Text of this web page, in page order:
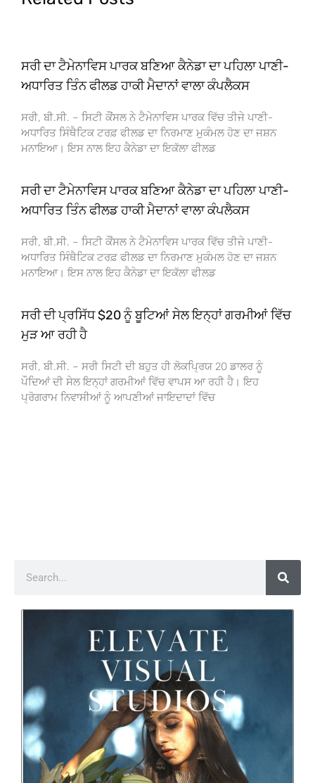
ਸਰੀ ਦਾ ਟੈਮੇਨਾਵਿਸ ਪਾਰਕ ਬਣਿਆ ਕੈਨੇਡਾ ਦਾ ਪਹਿਲਾ ਪਾਣੀ-
ਅਧਾਰਿਤ ਤਿੰਨ ਫੀਲਡ ਹਾਕੀ ਮੈਦਾਨਾਂ ਵਾਲਾ ਕੰਪਲੈਕਸ
ਸਰੀ, ਬੀ.ਸੀ. – ਸਿਟੀ ਕੌਂਸਲ ਨੇ ਟੈਮੇਨਾਵਿਸ ਪਾਰਕ ਵਿੱਚ ਤੀਜੇ ਪਾਣੀ-
ਅਧਾਰਿਤ ਸਿੰਥੈਟਿਕ ਟਰਫ਼ ਫੀਲਡ ਦਾ ਨਿਰਮਾਣ ਮੁਕੰਮਲ ਹੋਣ ਦਾ ਜਸ਼ਨ
ਮਨਾਇਆ। ਇਸ ਨਾਲ ਇਹ ਕੈਨੇਡਾ ਦਾ ਇਕੱਲਾ ਫੀਲਡ
ਸਰੀ ਦਾ ਟੈਮੇਨਾਵਿਸ ਪਾਰਕ ਬਣਿਆ ਕੈਨੇਡਾ ਦਾ ਪਹਿਲਾ ਪਾਣੀ-
ਅਧਾਰਿਤ ਤਿੰਨ ਫੀਲਡ ਹਾਕੀ ਮੈਦਾਨਾਂ ਵਾਲਾ ਕੰਪਲੈਕਸ
ਸਰੀ, ਬੀ.ਸੀ. – ਸਿਟੀ ਕੌਂਸਲ ਨੇ ਟੈਮੇਨਾਵਿਸ ਪਾਰਕ ਵਿੱਚ ਤੀਜੇ ਪਾਣੀ-
ਅਧਾਰਿਤ ਸਿੰਥੈਟਿਕ ਟਰਫ਼ ਫੀਲਡ ਦਾ ਨਿਰਮਾਣ ਮੁਕੰਮਲ ਹੋਣ ਦਾ ਜਸ਼ਨ
ਮਨਾਇਆ। ਇਸ ਨਾਲ ਇਹ ਕੈਨੇਡਾ ਦਾ ਇਕੱਲਾ ਫੀਲਡ
ਸਰੀ ਦੀ ਪ੍ਰਸਿੱਧ $20 ਨੂੰ ਬੂਟਿਆਂ ਸੇਲ ਇਨ੍ਹਾਂ ਗਰਮੀਆਂ ਵਿੱਚ
ਮੁੜ ਆ ਰਹੀ ਹੈ
ਸਰੀ, ਬੀ.ਸੀ. – ਸਰੀ ਸਿਟੀ ਦੀ ਬਹੁਤ ਹੀ ਲੋਕਪ੍ਰਿਯ 20 ਡਾਲਰ ਨੂੰ
ਪੌਦਿਆਂ ਦੀ ਸੇਲ ਇਨ੍ਹਾਂ ਗਰਮੀਆਂ ਵਿੱਚ ਵਾਪਸ ਆ ਰਹੀ ਹੈ। ਇਹ
ਪ੍ਰੋਗਰਾਮ ਨਿਵਾਸੀਆਂ ਨੂੰ ਆਪਣੀਆਂ ਜਾਇਦਾਦਾਂ ਵਿੱਚ